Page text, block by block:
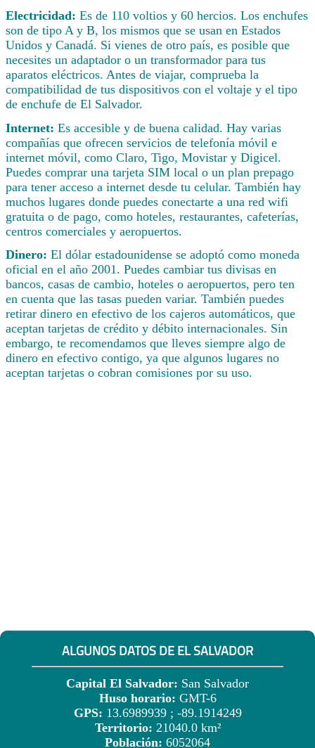
Electricidad: Es de 110 voltios y 60 hercios. Los enchufes
son de tipo A y B, los mismos que se usan en Estados
Unidos y Canadá. Si vienes de otro país, es posible que
necesites un adaptador o un transformador para tus
aparatos eléctricos. Antes de viajar, comprueba la
compatibilidad de tus dispositivos con el voltaje y el tipo
de enchufe de El Salvador.
Internet: Es accesible y de buena calidad. Hay varias
compañías que ofrecen servicios de telefonía móvil e
internet móvil, como Claro, Tigo, Movistar y Digicel.
Puedes comprar una tarjeta SIM local o un plan prepago
para tener acceso a internet desde tu celular. También hay
muchos lugares donde puedes conectarte a una red wifi
gratuita o de pago, como hoteles, restaurantes, cafeterías,
centros comerciales y aeropuertos.
Dinero: El dólar estadounidense se adoptó como moneda
oficial en el año 2001. Puedes cambiar tus divisas en
bancos, casas de cambio, hoteles o aeropuertos, pero ten
en cuenta que las tasas pueden variar. También puedes
retirar dinero en efectivo de los cajeros automáticos, que
aceptan tarjetas de crédito y débito internacionales. Sin
embargo, te recomendamos que lleves siempre algo de
dinero en efectivo contigo, ya que algunos lugares no
aceptan tarjetas o cobran comisiones por su uso.
ALGUNOS DATOS DE EL SALVADOR
Capital El Salvador: San Salvador
Huso horario: GMT-6
GPS: 13.6989939 ; -89.1914249
Territorio: 21040.0 km²
Población: 6052064